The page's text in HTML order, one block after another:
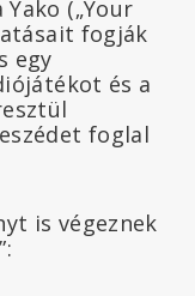
(„Your
fogják
egy
és a
foglal
is végeznek